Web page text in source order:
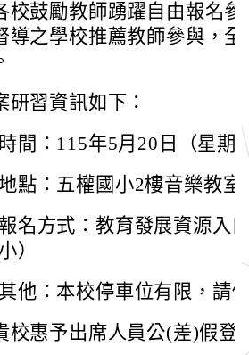
校鼓勵教師踴躍自由報名
導之學校推薦教師參與，
研習資訊如下：
時間：115年5月20日（星期
點：五權國小2樓音樂教室
報名方式：教育發展資源入
）
其他：本校停車位有限，請
校惠予出席人員公(差)假登